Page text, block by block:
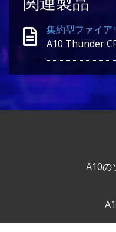
集約型ファイア
A10 Thunder
A10の